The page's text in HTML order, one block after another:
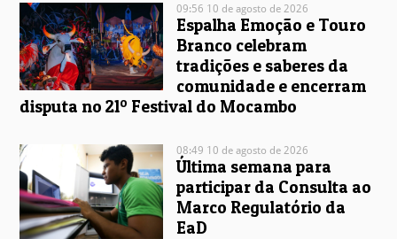
09:56 10 de agosto de 2026
Espalha Emoção e Touro
Branco celebram
tradições e saberes da
comunidade e encerram
disputa no 21º Festival do Mocambo
08:49 10 de agosto de 2026
Última semana para
participar da Consulta ao
Marco Regulatório da
EaD